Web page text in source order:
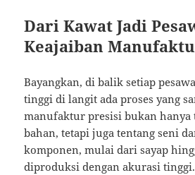
Dari Kawat Jadi
Keajaiban
Bayangkan, di balik setiap
tinggi di langit ada proses yang
manufaktur presisi bukan hanya
bahan, tetapi juga tentang seni
komponen, mulai dari sayap
diproduksi dengan akurasi